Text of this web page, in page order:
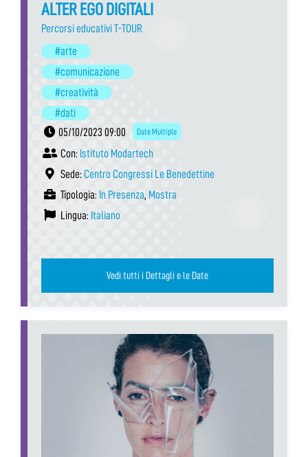
ALTER EGO DIGITALI
Percorsi educativi T-TOUR
#arte
#comunicazione
#creatività
#dati
05/10/2023 09:00
Date Multiple
Con: Istituto Modartech
Sede: Centro Congressi Le Benedettine
Tipologia: In Presenza, Mostra
Lingua: Italiano
Vedi tutti i Dettagli e le Date